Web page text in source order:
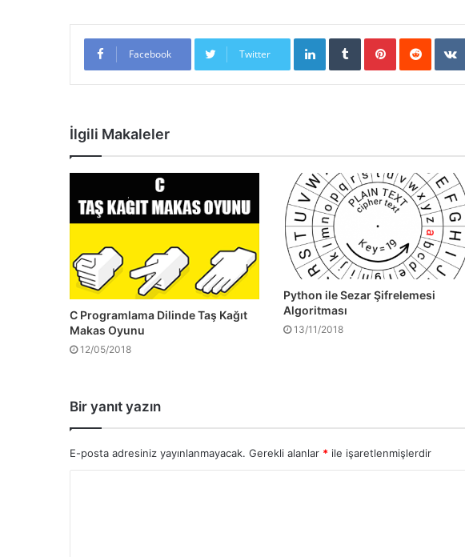
Facebook Twitter
LinkedInTumblrPinterestReddit
İlgili Makaleler
C Programlama Dilinde Taş Kağıt
Makas Oyunu
12/05/2018
Python ile Sezar Şifrelemesi
Algoritması
13/11/2018
Bir yanıt yazın
E-posta adresiniz yayınlanmayacak. Gerekli alanlar * ile işaretlenmişlerdir